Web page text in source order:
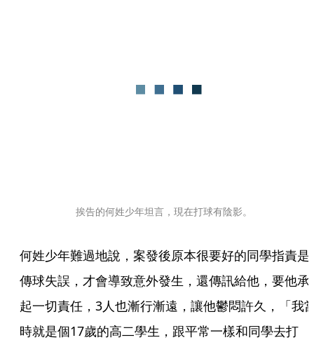
挨告的何姓少年坦言，現在打球有陰影。
何姓少年難過地說，案發後原本很要好的同學指責是
傳球失誤，才會導致意外發生，還傳訊給他，要他承
起一切責任，3人也漸行漸遠，讓他鬱悶許久，「我
時就是個17歲的高二學生，跟平常一樣和同學去打